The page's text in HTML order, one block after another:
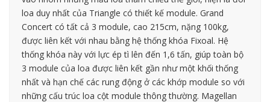
loa duy nhất của Triangle có thiết kế module. Grand
Concert có tất cả 3 module, cao 215cm, nặng 100kg,
được liên kết với nhau bằng hệ thống khóa Fixoal. Hệ
thống khóa này với lực ép tì lên đến 1,6 tấn, giúp toàn bộ
3 module của loa được liên kết gần như một khối thống
nhất và hạn chế các rung động ở các khớp module so với
những cấu trúc loa cột module thông thường. Magellan